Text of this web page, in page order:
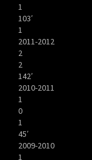
1
103′
1
2011-2012
2
2
142′
2010-2011
1
0
1
45′
2009-2010
1